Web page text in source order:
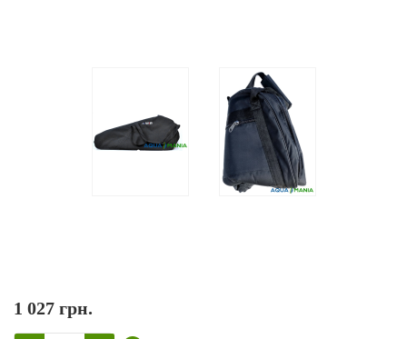
1 027 грн.